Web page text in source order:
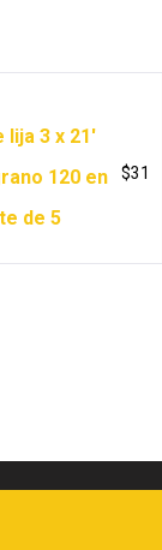
lija 3 x 21′
120 en
de 5
$31